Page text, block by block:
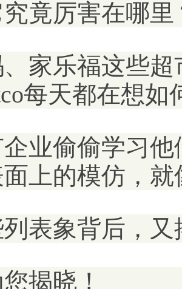
竟厉害在哪里
家乐福这些
每天都在想
业偷偷学习
上的模仿，
表象背后，
揭晓！